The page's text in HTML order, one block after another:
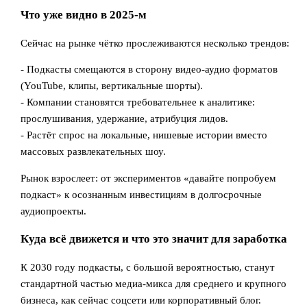
Что уже видно в 2025-м
Сейчас на рынке чётко прослеживаются несколько трендов:
- Подкасты смещаются в сторону видео-аудио форматов
(YouTube, клипы, вертикальные шорты).
- Компании становятся требовательнее к аналитике:
прослушивания, удержание, атрибуция лидов.
- Растёт спрос на локальные, нишевые истории вместо
массовых развлекательных шоу.
Рынок взрослеет: от экспериментов «давайте попробуем
подкаст» к осознанным инвестициям в долгосрочные
аудиопроекты.
Куда всё движется и что это значит для заработка
К 2030 году подкасты, с большой вероятностью, станут
стандартной частью медиа-микса для среднего и крупного
бизнеса, как сейчас соцсети или корпоративный блог.